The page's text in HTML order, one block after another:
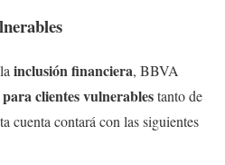
inclusión financiera, BBVA
clientes vulnerablestanto de
cuenta contará con las siguientes